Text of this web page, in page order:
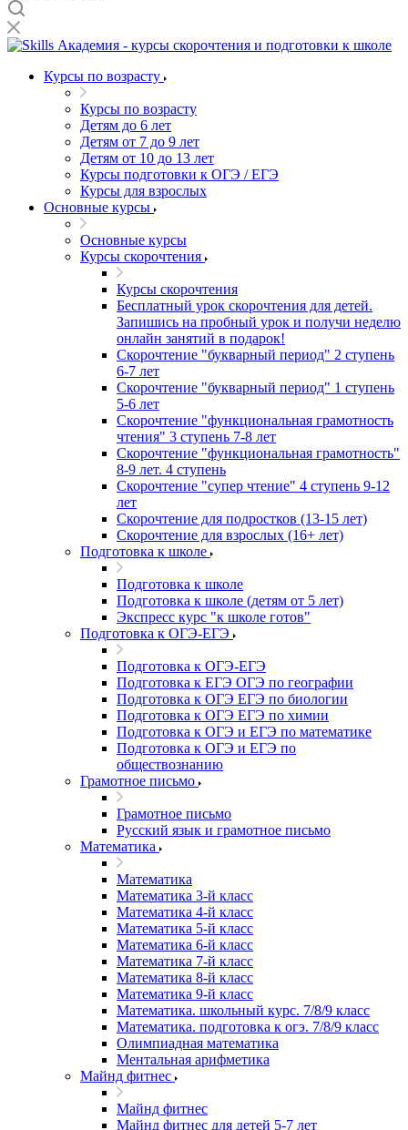
Курсы по возрасту
Курсы по возрасту
Детям до 6 лет
Детям от 7 до 9 лет
Детям от 10 до 13 лет
Курсы подготовки к ОГЭ / ЕГЭ
Курсы для взрослых
Основные курсы
Основные курсы
Курсы скорочтения
Курсы скорочтения
Бесплатный урок скорочтения для детей.
Запишись на пробный урок и получи неделю
онлайн занятий в подарок!
Cкорочтение "букварный период" 2 ступень
6-7 лет
Скорочтение "букварный период" 1 ступень
5-6 лет
Скорочтение "функциональная грамотность
чтения" 3 ступень 7-8 лет
Скорочтение "функциональная грамотность"
8-9 лет. 4 ступень
Скорочтение "супер чтение" 4 ступень 9-12
лет
Скорочтение для подростков (13-15 лет)
Cкорочтение для взрослых (16+ лет)
Подготовка к школе
Подготовка к школе
Подготовка к школе (детям от 5 лет)
Экспресс курс "к школе готов"
Подготовка к ОГЭ-ЕГЭ
Подготовка к ОГЭ-ЕГЭ
Подготовка к ЕГЭ ОГЭ по географии
Подготовка к ОГЭ ЕГЭ по биологии
Подготовка к ОГЭ ЕГЭ по химии
Подготовка к ОГЭ и ЕГЭ по математике
Подготовка к ОГЭ и ЕГЭ по
обществознанию
Грамотное письмо
Грамотное письмо
Русский язык и грамотное письмо
Математика
Математика
Математика 3-й класс
Математика 4-й класс
Математика 5-й класс
Математика 6-й класс
Математика 7-й класс
Математика 8-й класс
Математика 9-й класс
Математика. школьный курс. 7/8/9 класс
Математика. подготовка к огэ. 7/8/9 класс
Олимпиадная математика
Ментальная арифметика
Майнд фитнес
Майнд фитнес
Майнд фитнес для детей 5-7 лет